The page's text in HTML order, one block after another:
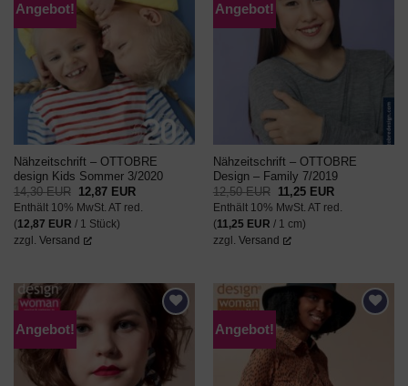
Angebot!
AUF DEN
WUNSCHZETTEL
Nähzeitschrift – OTTOBRE
design Kids Sommer 3/2020
14,30EUR
Ursprünglicher
Preis
war:
14,30 EUR
12,87 EURAktueller
Preis
ist:
Enthält 10% MwSt. AT red.
(12,87 EUR / 1 Stück)
zzgl. Versand
Angebot!
AUF DEN
WUNSCHZETTEL
Nähzeitschrift – OTTOBRE
Design – Family 7/2019
12,50EUR
Ursprünglicher
Preis
war:
12,50 EUR
11,25 EURAktueller
Preis
ist:
Enthält 10% MwSt. AT red.
(11,25 EUR / 1 cm)
zzgl. Versand
Angebot!
AUF DEN
WUNSCHZETTEL
Angebot!
AUF DEN
WUNSCHZETTEL